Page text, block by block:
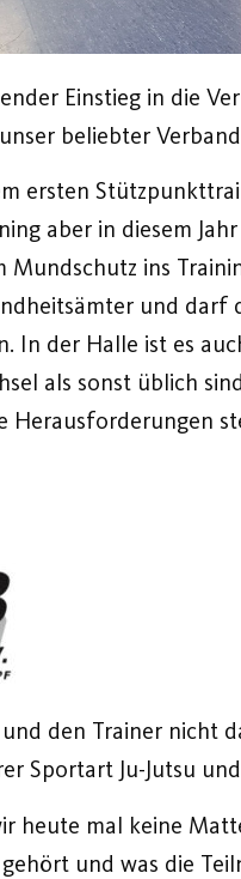
Einstieg in die
beliebter
ersten
aber in diesem
ins
und darf
In der Halle ist es
als sonst üblich
Herausforderungen
den Trainer nicht
Sportart Ju-Jutsu
heute mal keine
und was die